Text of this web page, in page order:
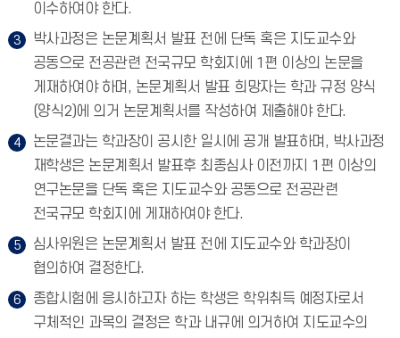
이수하여야 한다.
박사과정은 논문계획서 발표 전에 단독 혹은 지도교수와
공동으로 전공관련 전국규모 학회지에 1편 이상의 논문을
게재하여야 하며, 논문계획서 발표 희망자는 학과 규정 양식
(양식2)에 의거 논문계획서를 작성하여 제출해야 한다.
논문결과는 학과장이 공시한 일시에 공개 발표하며, 박사과정
재학생은 논문계획서 발표후 최종심사 이전까지 1편 이상의
연구논문을 단독 혹은 지도교수와 공동으로 전공관련
전국규모 학회지에 게재하여야 한다.
심사위원은 논문계획서 발표 전에 지도교수와 학과장이
협의하여 결정한다.
종합시험에 응시하고자 하는 학생은 학위취득 예정자로서
구체적인 과목의 결정은 학과 내규에 의거하여 지도교수의